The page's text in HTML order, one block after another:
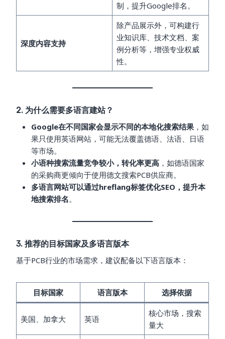
制，提升Google排名。
深度内容支持
除产品展示外，可构建行
业知识库、技术文档、案
例分析等，增强专业权威
性。
2. 为什么需要多语言建站？
Google在不同国家会显示不同的本地化搜索结果 ，如
果只使用英语网站，可能无法覆盖德语、法语、日语
等市场。
小语种搜索流量竞争较小，转化率更高 ，如德语国家
的采购商更倾向于使用德文搜索PCB供应商。
多语言网站可以通过hreflang标签优化SEO，提升本
地搜索排名。
3. 推荐的目标国家及多语言版本
基于PCB行业的市场需求，建议配备以下语言版本：
目标国家 语言版本 选择依据
美国、加拿大 英语
核心市场，搜索
量大